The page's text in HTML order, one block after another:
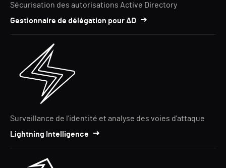
Sécurisation des autorisations Active Directory
Gestionnaire de délégation pour AD
Surveillance de l'identité et analyse des voies d'attaque
Lightning Intelligence